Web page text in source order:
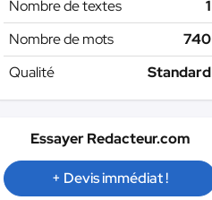
Nombre de textes
1
Nombre de mots
740
Qualité
Standard
Essayer Redacteur.com
+ Devis immédiat !